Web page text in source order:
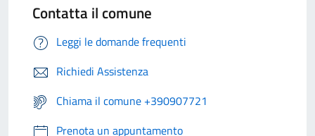
Contatta il comune
Leggi le domande frequenti
Richiedi Assistenza
Chiama il comune +390907721
Prenota un appuntamento